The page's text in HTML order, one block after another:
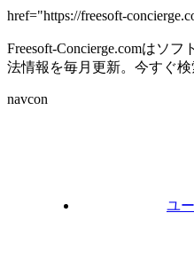
href="https://freesoft-
Freesoft-Concierge.comはソ
法情報を毎月更新。今すぐ検
navcon
ユ